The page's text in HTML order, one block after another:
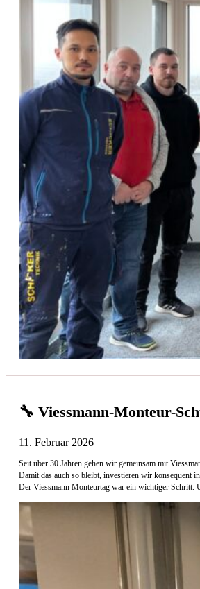
🔧 Viessmann-Monteur-
11. Februar 2026
Seit über 30 Jahren gehen wir gemeinsam mit
Damit das auch so bleibt, investieren wir konsequent
Der Viessmann Monteurtag war ein wichtiger